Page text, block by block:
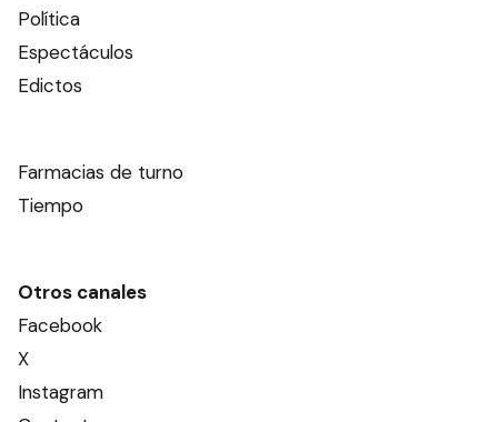
Política
Espectáculos
Edictos
Farmacias de turno
Tiempo
Otros canales
Facebook
X
Instagram